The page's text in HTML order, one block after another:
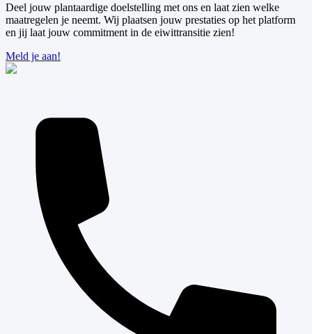
Deel jouw plantaardige doelstelling met ons en laat zien welke
maatregelen je neemt. Wij plaatsen jouw prestaties op het platform
en jij laat jouw commitment in de eiwittransitie zien!
Meld je aan!